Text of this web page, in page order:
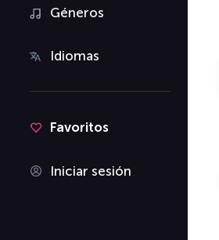
Géneros
Idiomas
Favoritos
Iniciar sesión